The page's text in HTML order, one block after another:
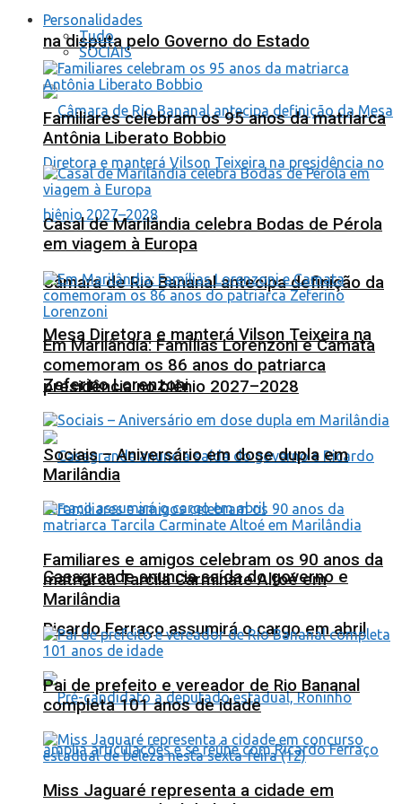
na disputa pelo Governo do Estado
Câmara de Rio Bananal antecipa definição da
Mesa Diretora e manterá Vilson Teixeira na
presidência no biênio 2027–2028
Casagrande anuncia saída do governo e
Ricardo Ferraço assumirá o cargo em abril
Personalidades
Tudo
SOCIAIS
Familiares celebram os 95 anos da matriarca
Antônia Liberato Bobbio
Casal de Marilândia celebra Bodas de Pérola
em viagem à Europa
Em Marilândia: Famílias Lorenzoni e Camata
comemoram os 86 anos do patriarca
Zeferino Lorenzoni
Sociais – Aniversário em dose dupla em
Marilândia
Familiares e amigos celebram os 90 anos da
matriarca Tarcila Carminate Altoé em
Marilândia
Pai de prefeito e vereador de Rio Bananal
completa 101 anos de idade
Miss Jaguaré representa a cidade em